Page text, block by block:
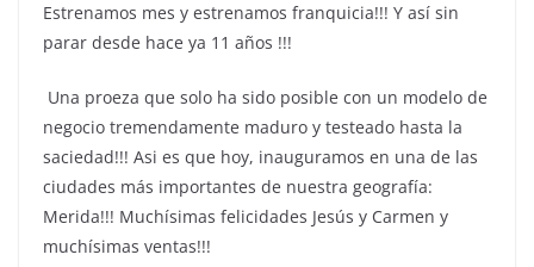
Estrenamos mes y estrenamos franquicia!!! Y así sin
parar desde hace ya 11 años !!!
Una proeza que solo ha sido posible con un modelo de
negocio tremendamente maduro y testeado hasta la
saciedad!!! Asi es que hoy, inauguramos en una de las
ciudades más importantes de nuestra geografía:
Merida!!! Muchísimas felicidades Jesús y Carmen y
muchísimas ventas!!!